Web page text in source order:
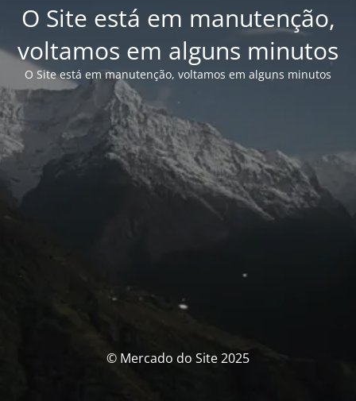
O Site está em manutenção,
voltamos em alguns minutos
O Site está em manutenção, voltamos em alguns minutos
© Mercado do Site 2025